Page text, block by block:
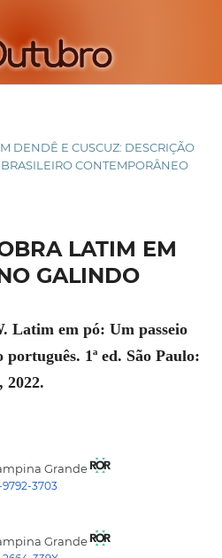
DENDÊ E CUSCUZ: DESCRIÇÃO
CONTEMPORÂNEO
LATIM EM
GALINDO
Latim em pó: Um passeio
1ª ed. São Paulo:
2022.
Grande
3703
Grande